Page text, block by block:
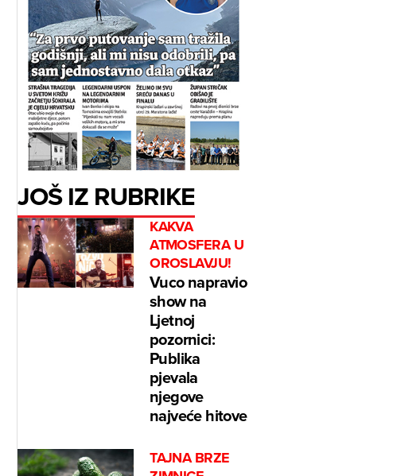
JOŠ IZ RUBRIKE
KAKVA
ATMOSFERA U
OROSLAVJU!
Vuco napravio
show na
Ljetnoj
pozornici:
Publika
pjevala
njegove
najveće hitove
TAJNA BRZE